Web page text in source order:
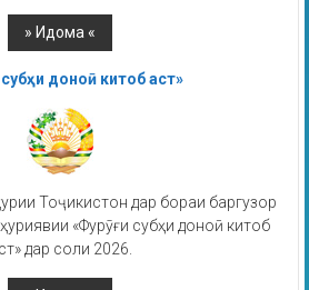
доноӣ китоб аст»
Тоҷикистон дар бораи баргузор
«Фурӯғи субҳи доноӣ китоб
дар соли 2026.